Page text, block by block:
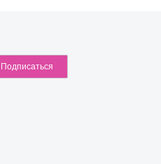
Подписаться